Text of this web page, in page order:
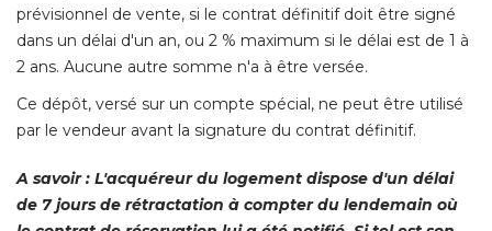
prévisionnel de vente, si le contrat définitif doit être signé
dans un délai d'un an, ou 2 % maximum si le délai est de 1 à
2 ans. Aucune autre somme n'a à être versée.
Ce dépôt, versé sur un compte spécial, ne peut être utilisé
par le vendeur avant la signature du contrat définitif.
A savoir : L'acquéreur du logement dispose d'un délai
de 7 jours de rétractation à compter du lendemain où